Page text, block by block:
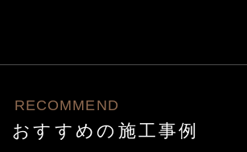
RECOMMEND
おすすめの施工事例